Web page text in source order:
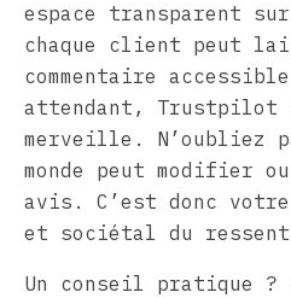
espace transparent
chaque client peut
commentaire
attendant,
merveille. N’oubliez
monde peut modifier
avis. C’est donc
et sociétal du
Un conseil pratique